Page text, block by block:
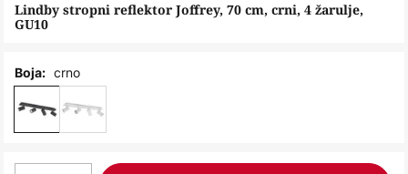
the
images
Lindby stropni reflektor Joffrey, 70 cm, crni, 4 žarulje,
GU10
Boja: crno